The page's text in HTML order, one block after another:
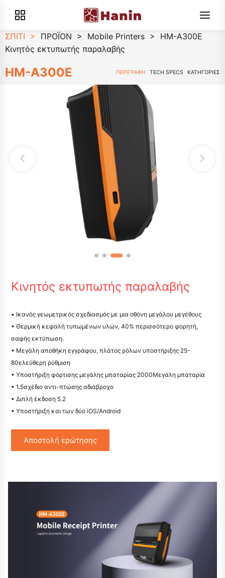
ΣΠΙΤΙ > ΠΡΟΪΟΝ > Mobile Printers >
HM-A300E
Κινητός εκτυπωτής παραλαβής
HM-A300E ΠΕΡΙΓΡΑΦΗ TECH SPECS ΚΑΤΗΓΟΡΙΕΣ
Κινητός εκτυπωτής παραλαβής
• Ικανός γεωμετρικός σχεδιασμός με μια οθόνη μεγάλου μεγέθους
• Θερμική κεφαλή τυπωμένων υλών, 40% περισσότερο φορητή,
σαφής εκτύπωση.
• Μεγάλη αποθήκη εγγράφου, πλάτος ρόλων υποστήριξης 25-
80ελεύθερη ρύθμιση
• Υποστήριξη φόρτισης μεγάλης μπαταρίας 2000Μεγάλη μπαταρία
• 1.5σχέδιο αντι-πτώσης αδιάβροχο
• Διπλή έκδοση 5.2
• Υποστήριξη και των δύο iOS/Android
Αποστολή ερώτησης